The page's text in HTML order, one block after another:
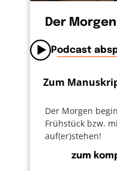
Der
Podcast
Zum
Der Morgen
Frühstück bzw.
auf(er)stehen!
zum